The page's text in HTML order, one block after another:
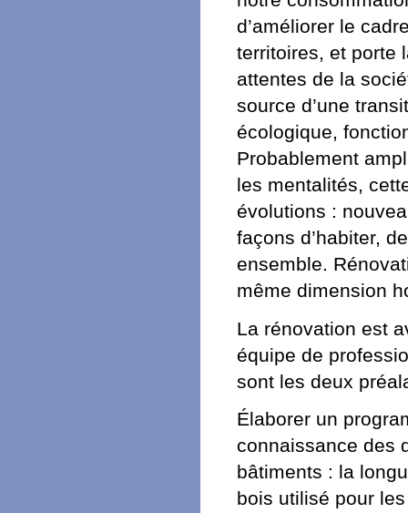
d’améliorer le
territoires, et porte
attentes de la
source d’une
écologique,
Probablement
les mentalités,
évolutions :
façons d’habiter,
ensemble.
même dimension
La rénovation est
équipe de
sont les deux
Élaborer un
connaissance des
bâtiments : la
bois utilisé pour